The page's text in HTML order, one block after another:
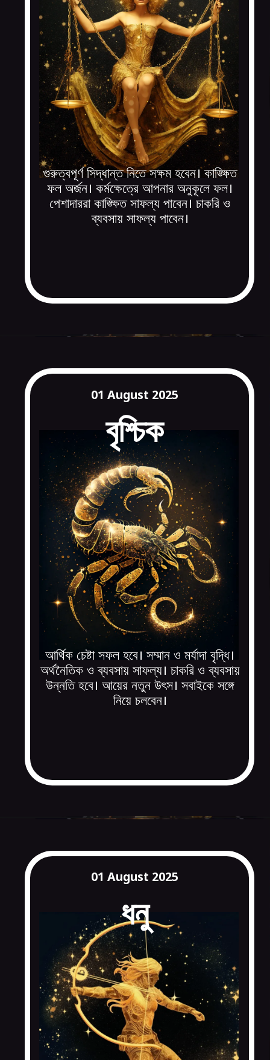
গুরুত্বপূর্ণ সিদ্ধান্ত নিতে সক্ষম হবেন। কাঙ্ক্ষিত
ফল অর্জন। কর্মক্ষেত্রে আপনার অনুকূলে ফল।
পেশাদাররা কাঙ্ক্ষিত সাফল্য পাবেন। চাকরি ও
ব্যবসায় সাফল্য পাবেন।
বৃশ্চিক
01 August 2025
আর্থিক চেষ্টা সফল হবে। সম্মান ও মর্যাদা বৃদ্ধি।
অর্থনৈতিক ও ব্যবসায় সাফল্য। চাকরি ও ব্যবসায়
উন্নতি হবে। আয়ের নতুন উৎস। সবাইকে সঙ্গে
নিয়ে চলবেন।
ধনু
01 August 2025